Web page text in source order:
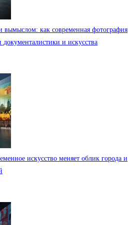
вымыслом: как современная фотография
документалистики и искусства
искусство меняет облик города и